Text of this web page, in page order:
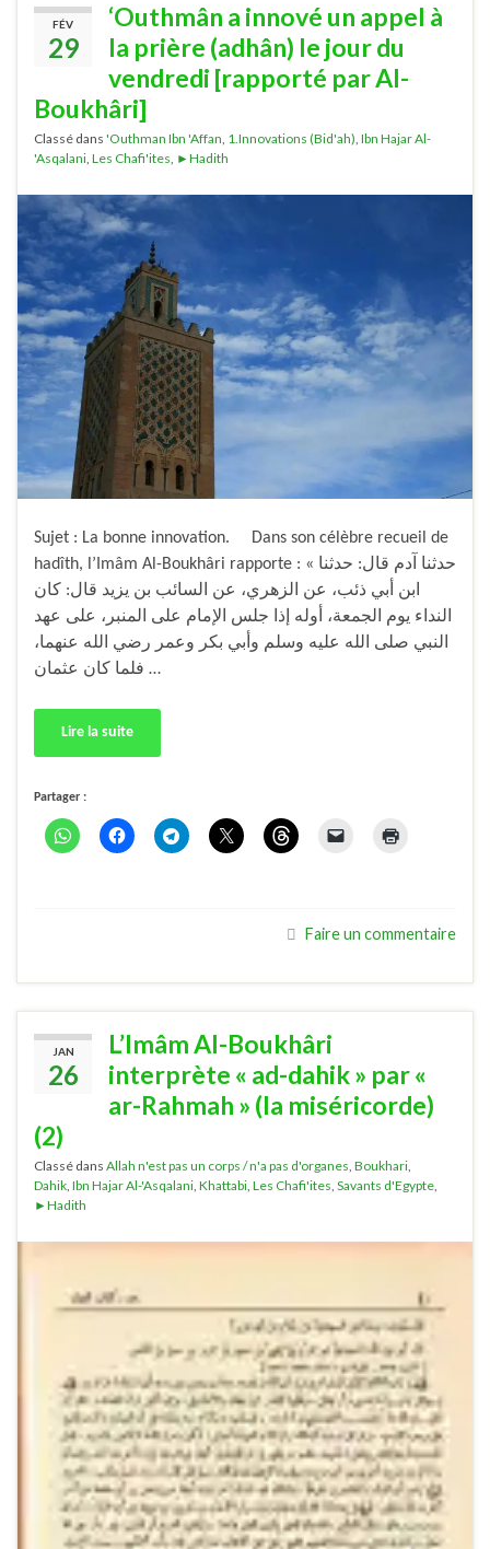
FÉV
29
‘Outhmân a innové un appel à
la prière (adhân) le jour du
vendredi [rapporté par Al-
Boukhâri]
Classé dans 'Outhman Ibn 'Affan, 1.Innovations (Bid'ah), Ibn Hajar Al-
'Asqalani, Les Chafi'ites, ►Hadith
Sujet : La bonne innovation. Dans son célèbre recueil de
hadîth, l’Imâm Al-Boukhâri rapporte : « حدثنا آدم قال: حدثنا
ابن أبي ذئب، عن الزهري، عن السائب بن يزيد قال: كان
النداء يوم الجمعة، أوله إذا جلس الإمام على المنبر، على عهد
النبي صلى الله عليه وسلم وأبي بكر وعمر رضي الله عنهما،
فلما كان عثمان …
Lire la suite
Partager :
Faire un commentaire
JAN
26
L’Imâm Al-Boukhâri
interprète « ad-dahik » par «
ar-Rahmah » (la miséricorde)
(2)
Classé dans Allah n'est pas un corps / n'a pas d'organes, Boukhari,
Dahik, Ibn Hajar Al-'Asqalani, Khattabi, Les Chafi'ites, Savants d'Egypte,
►Hadith